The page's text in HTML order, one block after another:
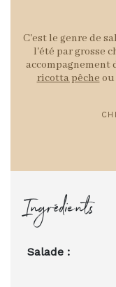
C'est le genre de
l'été par grosse
accompagnement
ricotta pêche ou
Ingrédients
Salade :